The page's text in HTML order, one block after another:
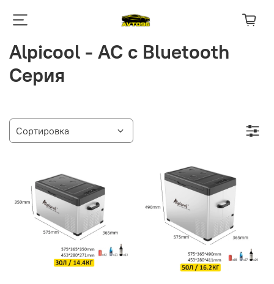
Alpicool - AC с Bluetooth
Серия